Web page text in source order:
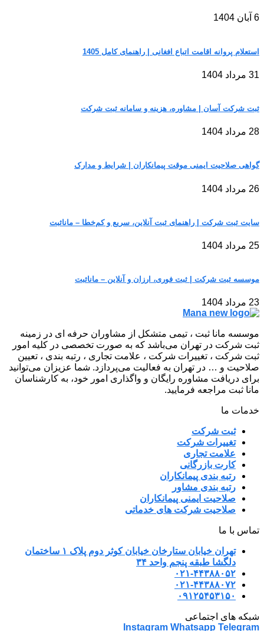
6 آبان 1404
استعلام پروانه اقامت اتباع افغانی | راهنمای کامل 1405
31 مرداد 1404
ثبت شرکت آسان | مشاوره، هزینه و سامانه ثبت شرکت
28 مرداد 1404
گواهی صلاحیت ایمنی موقت پیمانکاران | شرایط و مدارک
26 مرداد 1404
سایت ثبت شرکت | راهنمای ثبت آنلاین، سریع و کم‌خطا – مانا‌ثبت
25 مرداد 1404
موسسه ثبت شرکت | ثبت فوری، ارزان و آنلاین – مانا‌ثبت
23 مرداد 1404
موسسه مانا ثبت ، تیمی متشکل از مشاوران حرفه ای در زمینه
ثبت شرکت در تهران می‌باشد که به صورت تخصصی در کلیه امور
ثبت شرکت ، تغییرات شرکت ، علامت تجاری ، رتبه بندی ، تعیین
صلاحیت و … در تهران به فعالیت می‌پردازد. شما عزیزان می‌توانید
برای دریافت مشاوره رایگان و واگذاری امور خود، به کارشناسان
مانا ثبت مراجعه فرمایید.
خدمات ما
ثبت شرکت
تغییرات شرکت
علامت تجاری
کارت بازرگانی
رتبه بندی پیمانکاران
رتبه بندی مشاور
صلاحیت ایمنی پیمانکاران
صلاحیت شرکت های خدماتی
تماس با ما
تهران خیابان ستارخان خیابان کوثر دوم پلاک ۱ ساختمان
دلگشا طبقه پنجم واحد ۳۴
۰۲۱-۴۴۳۸۸۰۵۲
۰۲۱-۴۴۳۸۸۰۷۲
۰۹۱۲۵۴۵۳۱۵۰
شبکه های اجتماعی
Instagram Whatsapp Telegram